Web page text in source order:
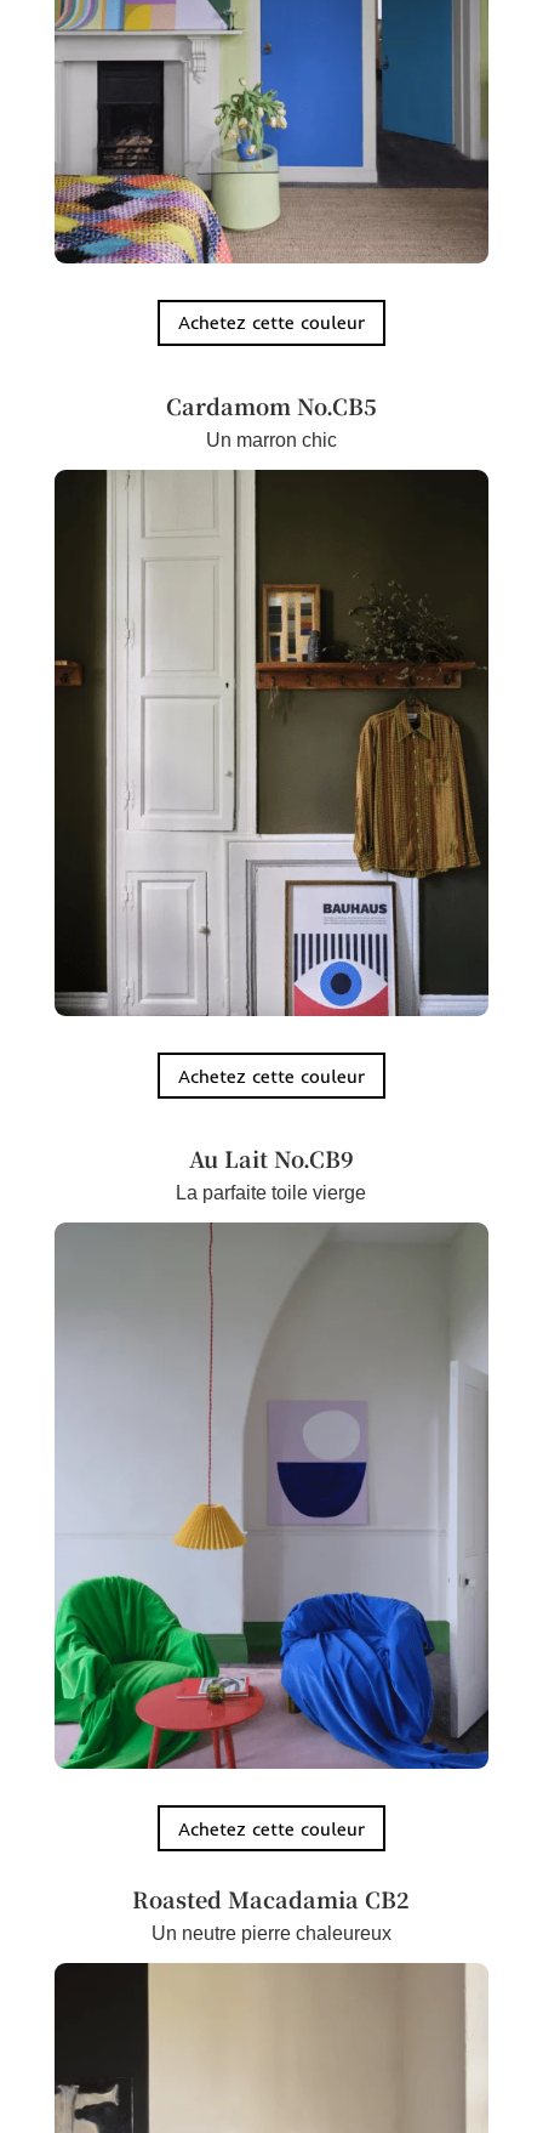
Achetez cette couleur
Cardamom No.CB5
Un marron chic
Achetez cette couleur
Au Lait No.CB9
La parfaite toile vierge
Achetez cette couleur
Roasted Macadamia CB2
Un neutre pierre chaleureux